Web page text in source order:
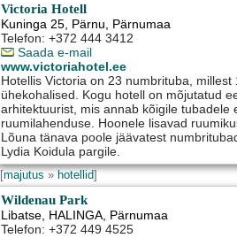
Victoria Hotell
Kuninga 25, Pärnu, Pärnumaa
Telefon: +372 444 3412
Saada e-mail
www.victoriahotel.ee
Hotellis Victoria on 23 numbrituba,
ühekohalised. Kogu hotell on mõjutatud
arhitektuurist, mis annab kõigile tubadele
ruumilahenduse. Hoonele lisavad
Lõuna tänava poole jäävatest
Lydia Koidula pargile.
[majutus»hotellid]
Wildenau Park
Libatse, HALINGA, Pärnumaa
Telefon: +372 449 4525